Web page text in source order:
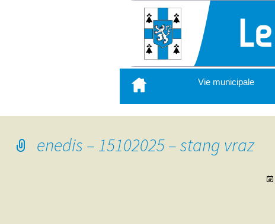
contenu
principal
Vie municipale
enedis – 15102025 – stang vraz